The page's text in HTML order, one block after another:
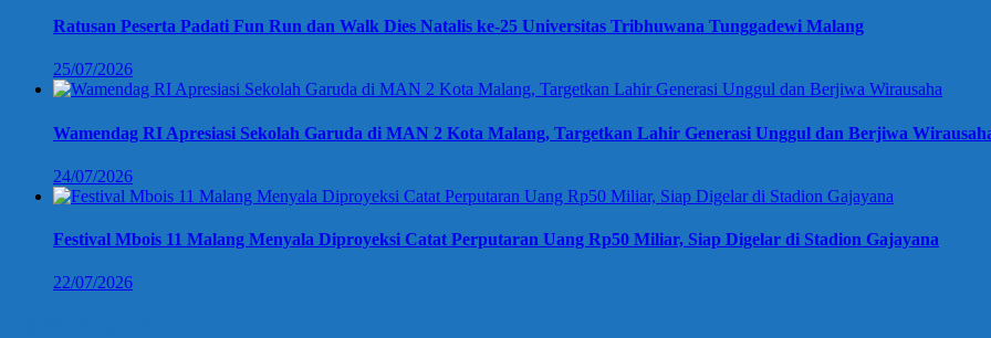
Ratusan Peserta Padati Fun Run dan Walk Dies Natalis ke-25 Universitas Tribhuwana Tunggadewi Malang
25/07/2026
Wamendag RI Apresiasi Sekolah Garuda di MAN 2 Kota Malang, Targetkan Lahir Generasi Unggul dan Berjiwa
24/07/2026
Festival Mbois 11 Malang Menyala Diproyeksi Catat Perputaran Uang Rp50 Miliar, Siap Digelar di Stadion Gajayana
22/07/2026